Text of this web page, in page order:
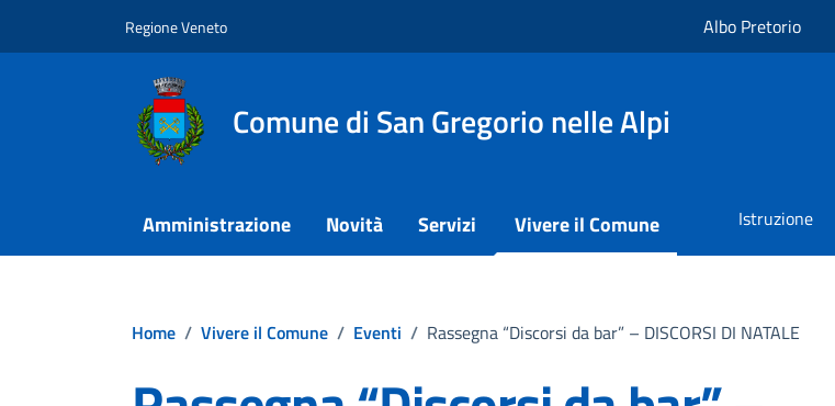
Regione Veneto Albo Pretorio
Comune di San Gregorio nelle Alpi
Amministrazione Novità Servizi Vivere il Comune Istruzione
Home / Vivere il Comune / Eventi / Rassegna “Discorsi da bar” – DISCORSI DI NATALE